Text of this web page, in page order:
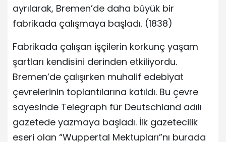
ayrılarak, Bremen’de daha büyük bir
fabrikada çalışmaya başladı. (1838)
Fabrikada çalışan işçilerin korkunç yaşam
şartları kendisini derinden etkiliyordu.
Bremen’de çalışırken muhalif edebiyat
çevrelerinin toplantılarına katıldı. Bu çevre
sayesinde Telegraph für Deutschland adılı
gazetede yazmaya başladı. İlk gazetecilik
eseri olan “Wuppertal Mektupları”nı burada